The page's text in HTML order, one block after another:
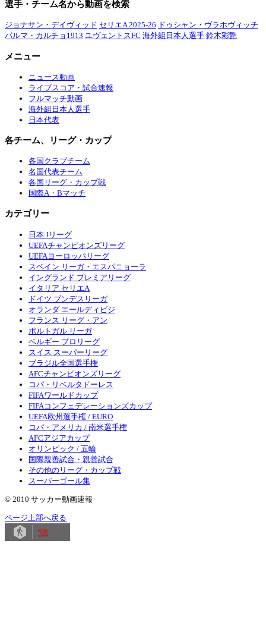
選手・チーム名から動画を検索
ジョナサン・デイヴィッド セリエA 2025-26 ドゥシャン・ヴラホヴィッチ
パルマ・カルチョ1913 ユヴェントスFC 海外組日本人選手 鈴木彩艶
メニュー
ニュース動画
ライブスコア・試合速報
フルマッチ動画
海外組日本人選手
日本代表
各チーム、リーグ・カップ
各国クラブチーム
名国代表チーム
各国リーグ・カップ戦
国際A・Bマッチ
カテゴリー
日本 Jリーグ
UEFAチャンピオンズリーグ
UEFAヨーロッパリーグ
スペイン リーガ・エスパニョーラ
イングランド プレミアリーグ
イタリア セリエA
ドイツ ブンデスリーガ
オランダ エールディビジ
フランス リーグ・アン
ポルトガル リーガ
ベルギー プロリーグ
スイス スーパーリーグ
ブラジル全国選手権
AFCチャンピオンズリーグ
コパ・リベルタドーレス
FIFAワールドカップ
FIFAコンフェデレーションズカップ
UEFA欧州選手権 / EURO
コパ・アメリカ / 南米選手権
AFCアジアカップ
オリンピック / 五輪
国際親善試合・親善試合
その他のリーグ・カップ戦
スーパーゴール集
© 2010 サッカー動画速報
ページ上部へ戻る
18